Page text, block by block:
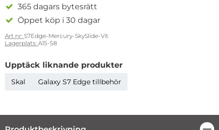
365 dagars bytesrätt
Öppet köp i 30 dagar
Art nr: S7Edge-Mercury-SkySlide-Vit
Lagerplats: A15-58
Upptäck liknande produkter
Skal Galaxy S7 Edge tillbehör